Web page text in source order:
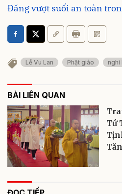
Đăng vượt suối an toàn
Lễ Vu Lan Phật giáo nghi
BÀI LIÊN QUAN
Tứ